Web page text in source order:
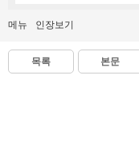
메뉴 인장보기
목록 본문